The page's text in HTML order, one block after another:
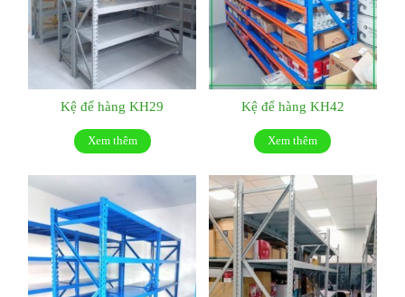
Kệ để hàng KH29
Xem thêm
Kệ để hàng KH42
Xem thêm